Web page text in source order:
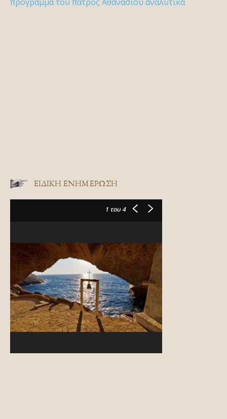
ΕΙΔΙΚΉ ΕΝΗΜΈΡΩΣΗ
1 του 4